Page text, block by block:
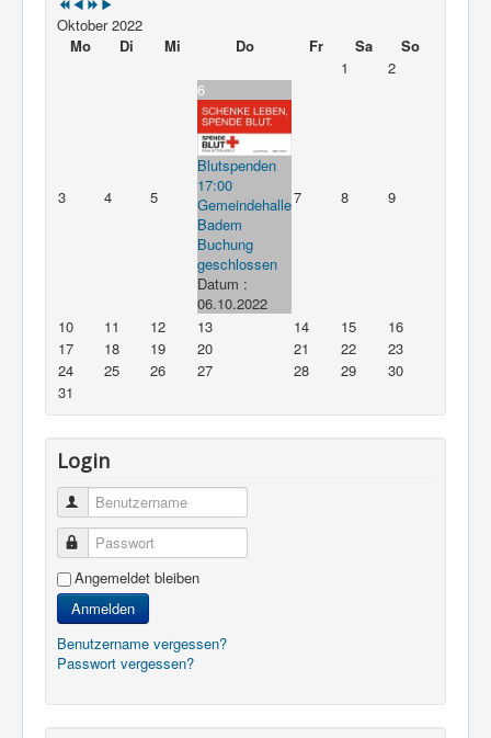
Oktober 2022
Mo
Di Mi Do Fr Sa
So
1
2
3 4 5
6
Blutspenden
17:00
Gemeindehalle
Badem
Buchung
geschlossen
Datum :
06.10.2022
7 8 9
10 11 12 13 14 15
16
17
18 19 20 21 22
23
24
25 26 27 28 29
30
31
Login
Benutzername
Passwort
Angemeldet bleiben
Anmelden
Benutzername vergessen?
Passwort vergessen?